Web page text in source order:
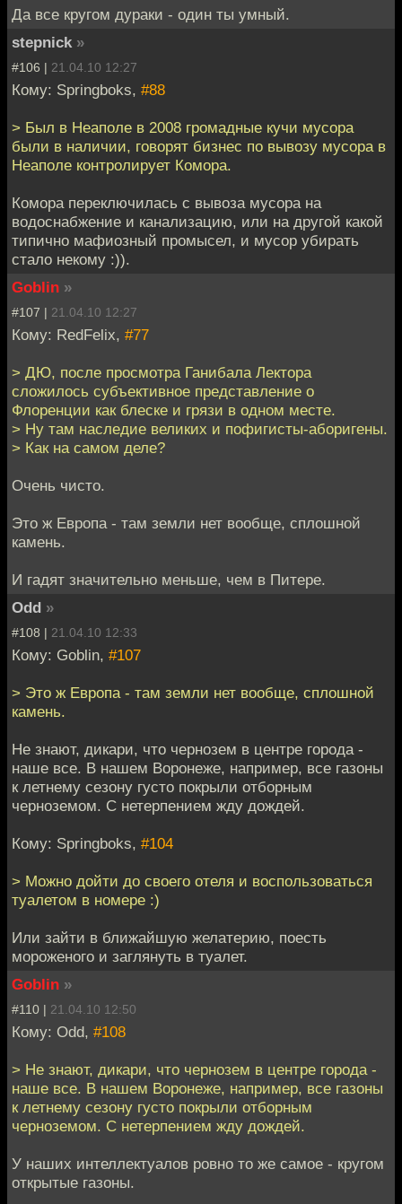
Да все кругом дураки - один ты умный.
stepnick »
#106 | 21.04.10 12:27
Кому: Springboks, #88
> Был в Неаполе в 2008 громадные кучи мусора
были в наличии, говорят бизнес по вывозу мусора в
Неаполе контролирует Комора.
Комора переключилась с вывоза мусора на
водоснабжение и канализацию, или на другой какой
типично мафиозный промысел, и мусор убирать
стало некому :)).
Goblin »
#107 | 21.04.10 12:27
Кому: RedFelix, #77
> ДЮ, после просмотра Ганибала Лектора
сложилось субъективное представление о
Флоренции как блеске и грязи в одном месте.
> Ну там наследие великих и пофигисты-аборигены.
> Как на самом деле?
Очень чисто.
Это ж Европа - там земли нет вообще, сплошной
камень.
И гадят значительно меньше, чем в Питере.
Odd »
#108 | 21.04.10 12:33
Кому: Goblin, #107
> Это ж Европа - там земли нет вообще, сплошной
камень.
Не знают, дикари, что чернозем в центре города -
наше все. В нашем Воронеже, например, все газоны
к летнему сезону густо покрыли отборным
черноземом. С нетерпением жду дождей.
Кому: Springboks, #104
> Можно дойти до своего отеля и воспользоваться
туалетом в номере :)
Или зайти в ближайшую желатерию, поесть
мороженого и заглянуть в туалет.
Goblin »
#110 | 21.04.10 12:50
Кому: Odd, #108
> Не знают, дикари, что чернозем в центре города -
наше все. В нашем Воронеже, например, все газоны
к летнему сезону густо покрыли отборным
черноземом. С нетерпением жду дождей.
У наших интеллектуалов ровно то же самое - кругом
открытые газоны.